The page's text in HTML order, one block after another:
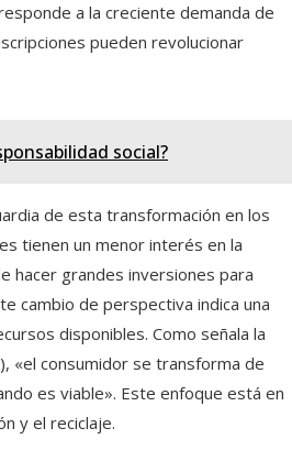
a la creciente demanda de
pueden revolucionar
social?
de esta transformación en los
tienen un menor interés en la
hacer grandes inversiones para
cambio de perspectiva indica una
disponibles. Como señala la
«el consumidor se transforma de
es viable». Este enfoque está en
y el reciclaje.